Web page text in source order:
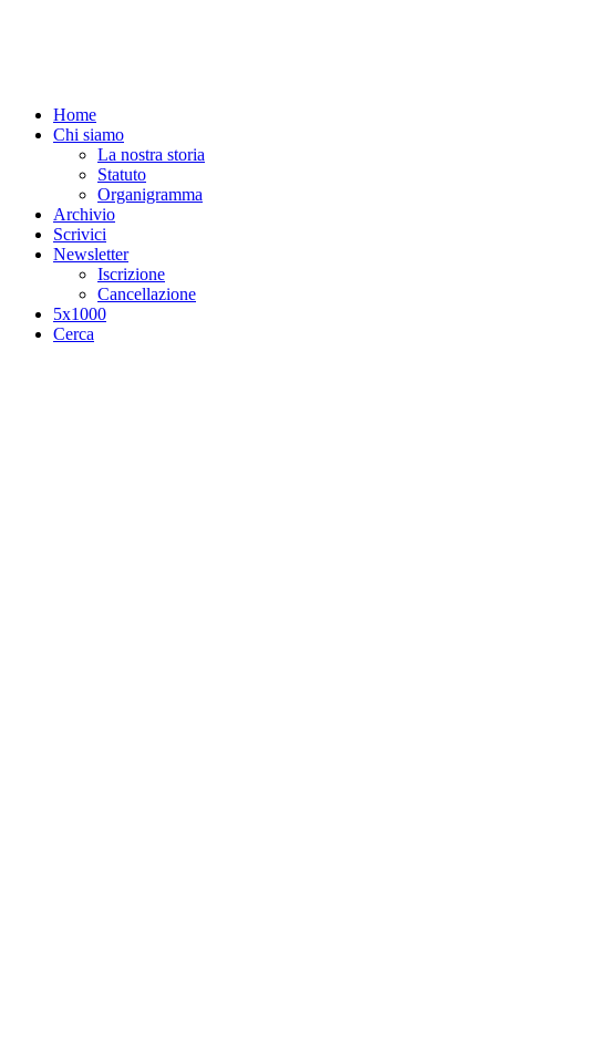
Home
Chi siamo
La nostra storia
Statuto
Organigramma
Archivio
Scrivici
Newsletter
Iscrizione
Cancellazione
5x1000
Cerca